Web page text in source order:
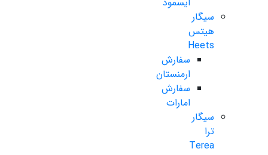
سیگار
هیتس
Heets
سفارش
ارمنستان
سفارش
امارات
سیگار
ترا
Terea